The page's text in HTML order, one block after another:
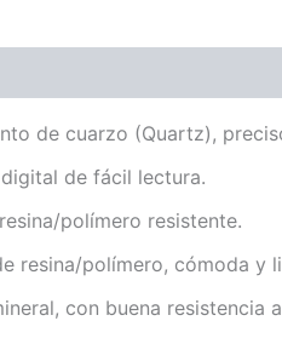
de cuarzo (Quartz),
de fácil lectura.
polímero resistente.
resina/polímero, cómoda y
con buena resistencia